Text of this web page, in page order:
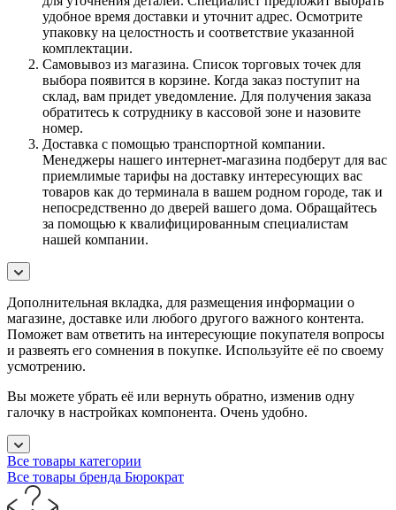
удобное время доставки и уточнит адрес. Осмотрите
упаковку на целостность и соответствие указанной
комплектации.
Самовывоз из магазина. Список торговых точек для
выбора появится в корзине. Когда заказ поступит на
склад, вам придет уведомление. Для получения заказа
обратитесь к сотруднику в кассовой зоне и назовите
номер.
Доставка с помощью транспортной компании.
Менеджеры нашего интернет-магазина подберут для вас
приемлимые тарифы на доставку интересующих вас
товаров как до терминала в вашем родном городе, так и
непосредственно до дверей вашего дома. Обращайтесь
за помощью к квалифицированным специалистам
нашей компании.
Дополнительная вкладка, для размещения информации о
магазине, доставке или любого другого важного контента.
Поможет вам ответить на интересующие покупателя вопросы
и развеять его сомнения в покупке. Используйте её по своему
усмотрению.
Вы можете убрать её или вернуть обратно, изменив одну
галочку в настройках компонента. Очень удобно.
Все товары категории
Все товары бренда Бюрократ